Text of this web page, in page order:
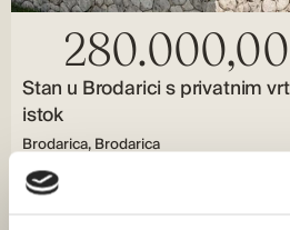
Stan u Brodarici s privatnim
istok
Brodarica, Brodarica
Veličina (m²) : 67 M²